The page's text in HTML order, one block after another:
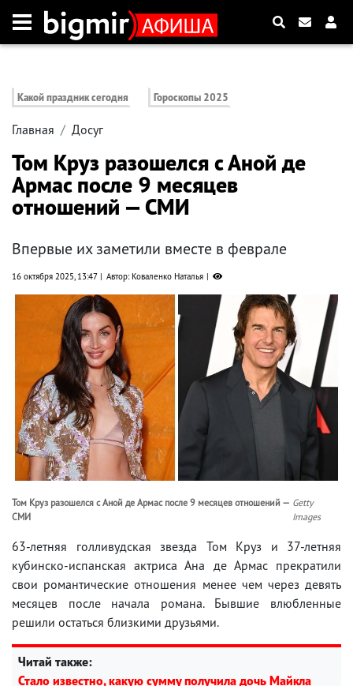
Какой праздник сегодня Гороскопы 2025
Главная Досуг
Том Круз разошелся с Аной де
Армас после 9 месяцев
отношений — СМИ
Впервые их заметили вместе в феврале
16 октября 2025, 13:47 Автор: Коваленко Наталья
Том Круз разошелся с Аной де Армас после 9 месяцев отношений —
СМИ
Getty
Images
63-летняя голливудская звезда Том Круз и 37-летняя
кубинско-испанская актриса Ана де Армас прекратили
свои романтические отношения менее чем через девять
месяцев после начала романа. Бывшие влюбленные
решили остаться близкими друзьями.
Читай также:
Стало известно, какую сумму получила дочь Майкла